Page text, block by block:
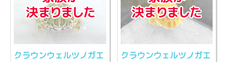
クラウンウェルツノガエ
クラウンウェルツノガエ